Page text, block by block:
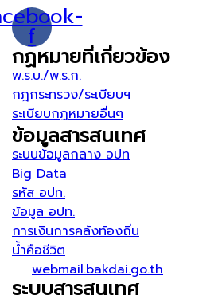
f
กฏหมายที่เกี่ยวข้อง
พ.ร.บ./พ.ร.ก.
กฎกระทรวง/ระเบียบฯ
ระเบียบกฏหมายอื่นๆ
ข้อมูลสารสนเทศ
ระบบข้อมูลกลาง อปท
Big Data
รหัส อปท.
ข้อมูล อปท.
การเงินการคลังท้องถิ่น
น้ำคือชีวิต
webmail.bakdai.go.th
ระบบสารสนเทศ